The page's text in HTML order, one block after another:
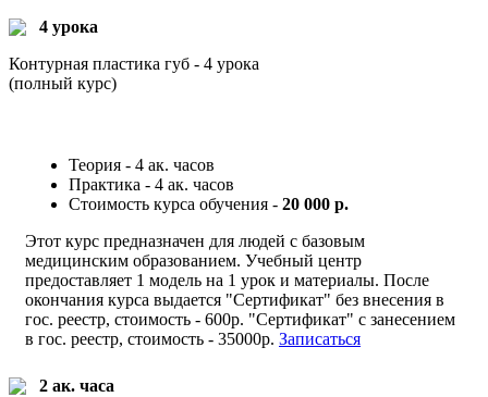
4 урока
Контурная пластика губ - 4 урока
(полный курс)
Теория - 4 ак. часов
Практика - 4 ак. часов
Стоимость курса обучения - 20 000 р.
Этот курс предназначен для людей с базовым
медицинским образованием. Учебный центр
предоставляет 1 модель на 1 урок и материалы. После
окончания курса выдается "Сертификат" без внесения в
гос. реестр, стоимость - 600р. "Сертификат" с занесением
в гос. реестр, стоимость - 35000р. Записаться
2 ак. часа